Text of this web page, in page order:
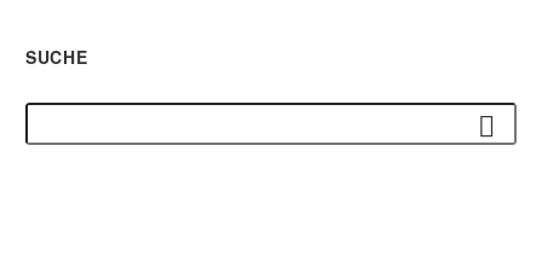
SUCHE